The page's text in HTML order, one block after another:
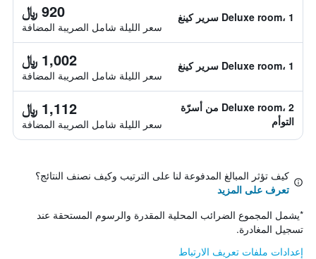
Deluxe room، 1 سرير كينغ 920 ﷼
سعر الليلة شامل الصريبة المضافة
Deluxe room، 1 سرير كينغ 1,002 ﷼
سعر الليلة شامل الصريبة المضافة
Deluxe room، 2 من أسرّة
التوأم
1,112 ﷼
سعر الليلة شامل الصريبة المضافة
كيف تؤثر المبالغ المدفوعة لنا على الترتيب وكيف نصنف النتائج؟
تعرف على المزيد
*يشمل المجموع الضرائب المحلية المقدرة والرسوم المستحقة عند
تسجيل المغادرة.
إعدادات ملفات تعريف الارتباط